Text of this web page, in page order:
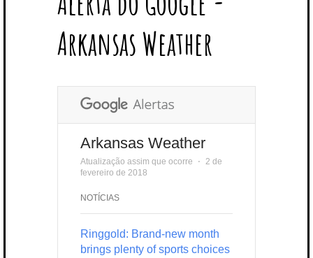
E
R
B
O
O
K
L
E
P
L
U
E
R
S
E
D
I
N
A
G
R
A
U
B
E
U
Arkansas Weather
Arkansas Weather
Atualização assim que ocorre ⋅ 2 de
fevereiro de 2018
NOTÍCIAS
Ringgold: Brand-new month
brings plenty of sports choices